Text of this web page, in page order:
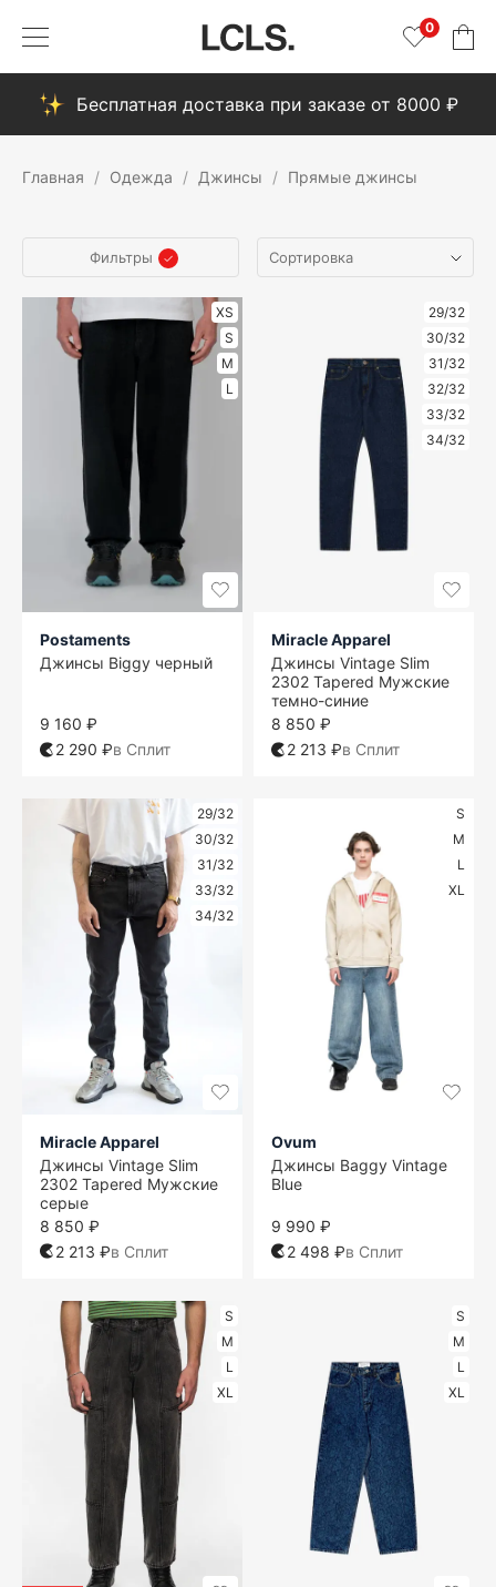
0
Бесплатная доставка при заказе от 8000 ₽
Главная Одежда Джинсы Прямые джинсы
Фильтры
XS
S
M
L
Postaments
Джинсы Biggy черный
9 160 ₽
2 290 ₽в Сплит
29/32
30/32
31/32
32/32
33/32
34/32
Miracle Apparel
Джинсы Vintage Slim
2302 Tapered Мужские
темно-синие
8 850 ₽
2 213 ₽в Сплит
29/32
30/32
31/32
33/32
34/32
Miracle Apparel
Джинсы Vintage Slim
2302 Tapered Мужские
серые
8 850 ₽
2 213 ₽в Сплит
S
M
L
XL
Ovum
Джинсы Baggy Vintage
Blue
9 990 ₽
2 498 ₽в Сплит
S
M
L
XL
S
M
L
XL